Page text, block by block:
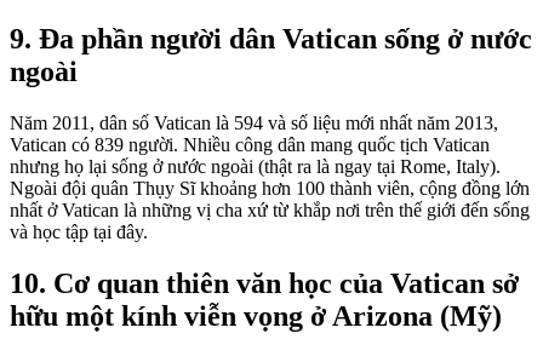
9. Đa phần người dân Vatican sống ở nước
ngoài
Năm 2011, dân số Vatican là 594 và số liệu mới nhất năm 2013,
Vatican có 839 người. Nhiều công dân mang quốc tịch Vatican
nhưng họ lại sống ở nước ngoài (thật ra là ngay tại Rome, Italy).
Ngoài đội quân Thụy Sĩ khoảng hơn 100 thành viên, cộng đồng lớn
nhất ở Vatican là những vị cha xứ từ khắp nơi trên thế giới đến sống
và học tập tại đây.
10. Cơ quan thiên văn học của Vatican sở
hữu một kính viễn vọng ở Arizona (Mỹ)